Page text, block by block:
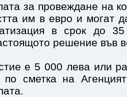
за провеждане на
им в евро и могат
в срок до
решение във
е 5 000 лева или
сметка на